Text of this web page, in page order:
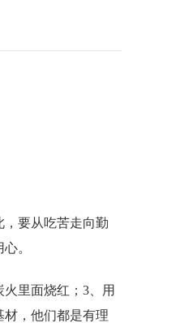
要从吃苦走向勤
。
里面烧红；3、用
，他们都是有理